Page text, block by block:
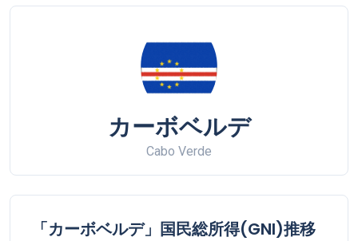
カーボベルデ
Cabo Verde
「カーボベルデ」国民総所得(GNI)推移